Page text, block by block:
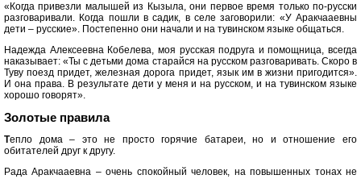
«Когда привезли малышей из Кызыла, они первое время только по-русски
разговаривали. Когда пошли в садик, в селе заговорили: «У Аракчааевны
дети – русские». Постепенно они начали и на тувинском языке общаться.
Надежда Алексеевна Кобелева, моя русская подруга и помощница, всегда
наказывает: «Ты с детьми дома старайся на русском разговаривать. Скоро в
Туву поезд придет, железная дорога придет, язык им в жизни пригодится».
И она права. В результате дети у меня и на русском, и на тувинском языке
хорошо говорят».
Золотые правила
Тепло дома – это не просто горячие батареи, но и отношение его
обитателей друг к другу.
Рада Аракчааевна – очень спокойный человек, на повышенных тонах не